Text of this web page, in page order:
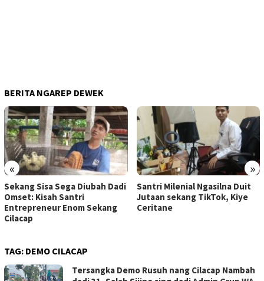
BERITA NGAREP DEWEK
« »
Sekang Sisa Sega Diubah Dadi
Omset: Kisah Santri
Entrepreneur Enom Sekang
Cilacap
Santri Milenial Ngasilna Duit
Jutaan sekang TikTok, Kiye
Ceritane
TAG: DEMO CILACAP
Tersangka Demo Rusuh nang Cilacap Nambah